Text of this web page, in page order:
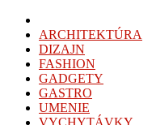
ARCHITEKTÚRA
DIZAJN
FASHION
GADGETY
GASTRO
UMENIE
VYCHYTÁVKY